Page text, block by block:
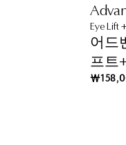
Eye Lift
어드
프트